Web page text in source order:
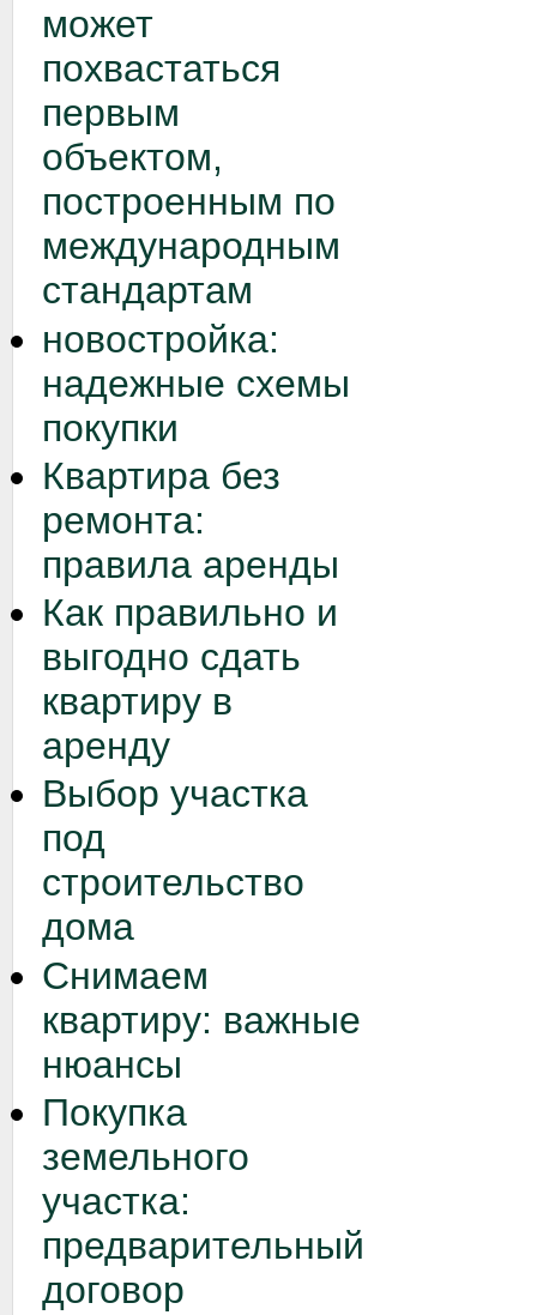
может
похвастаться
первым
объектом,
построенным по
международным
стандартам
новостройка:
надежные схемы
покупки
Квартира без
ремонта:
правила аренды
Как правильно и
выгодно сдать
квартиру в
аренду
Выбор участка
под
строительство
дома
Снимаем
квартиру: важные
нюансы
Покупка
земельного
участка:
предварительный
договор